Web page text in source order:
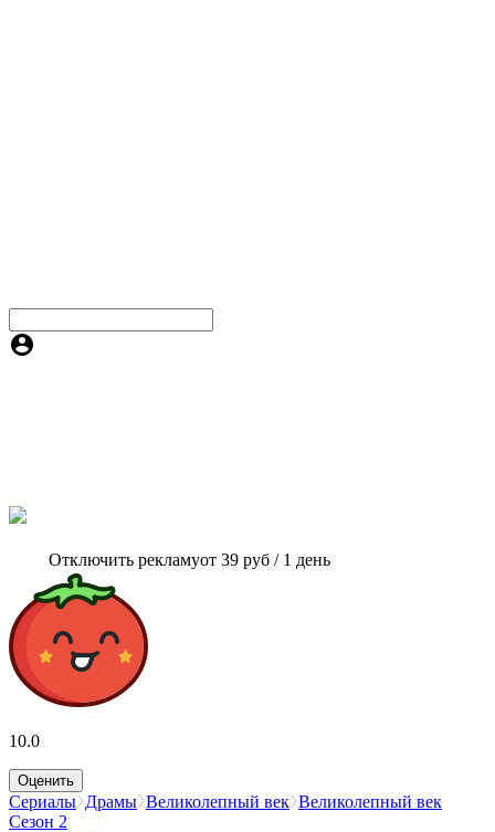
Отключить рекламуот 39 руб / 1 день
10.0
Оценить
Сериалы Драмы Великолепный век Великолепный век
Сезон 2